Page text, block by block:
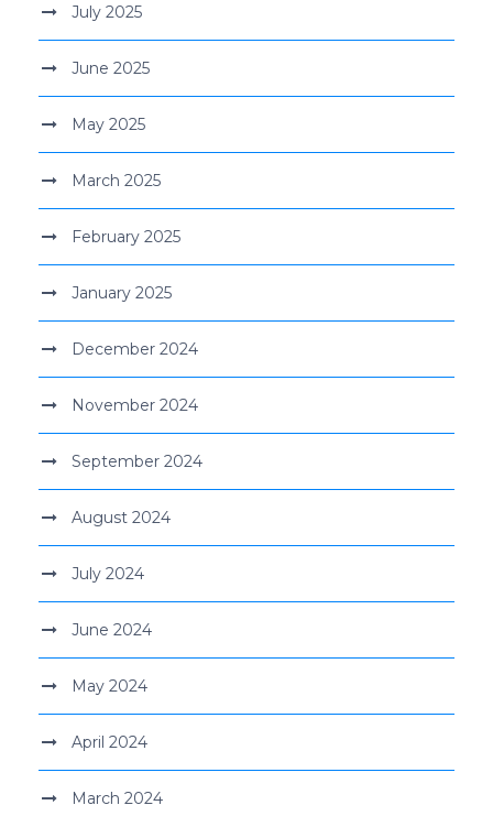
July 2025
June 2025
May 2025
March 2025
February 2025
January 2025
December 2024
November 2024
September 2024
August 2024
July 2024
June 2024
May 2024
April 2024
March 2024